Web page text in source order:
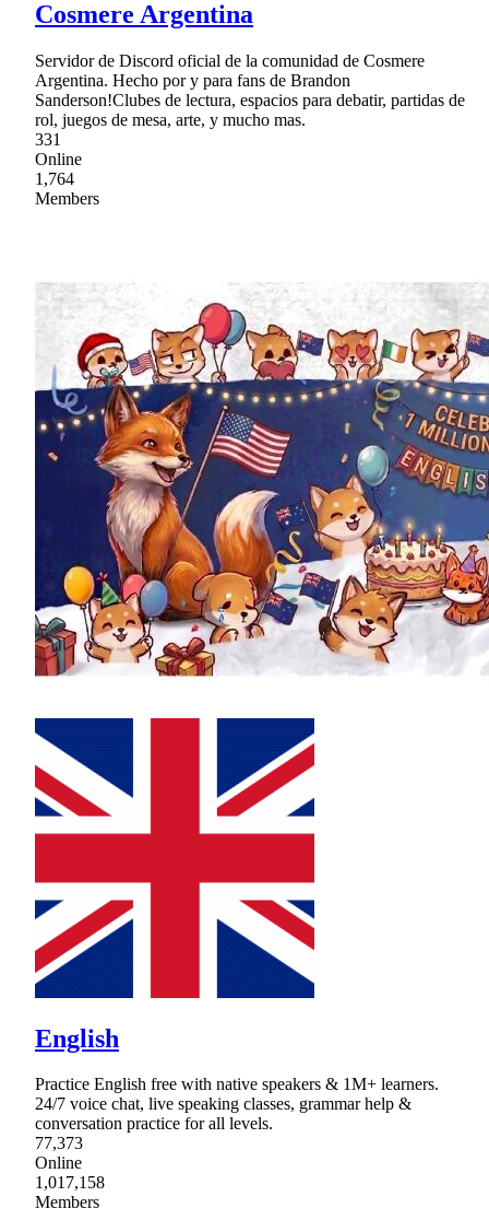
Cosmere Argentina
Servidor de Discord oficial de la comunidad de Cosmere
Argentina. Hecho por y para fans de Brandon
Sanderson!Clubes de lectura, espacios para debatir, partidas de
rol, juegos de mesa, arte, y mucho mas.
331
Online
1,764
Members
English
Practice English free with native speakers & 1M+ learners.
24/7 voice chat, live speaking classes, grammar help &
conversation practice for all levels.
77,373
Online
1,017,158
Members